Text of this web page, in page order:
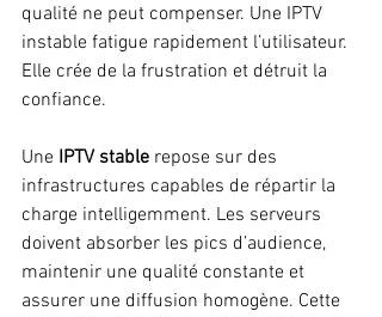
qualité ne peut compenser. Une IPTV
instable fatigue rapidement l’utilisateur.
Elle crée de la frustration et détruit la
confiance.
Une IPTV stable repose sur des
infrastructures capables de répartir la
charge intelligemment. Les serveurs
doivent absorber les pics d’audience,
maintenir une qualité constante et
assurer une diffusion homogène. Cette